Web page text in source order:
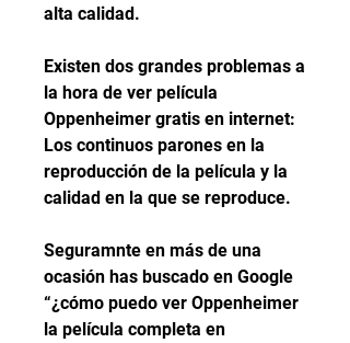
alta calidad.
Existen dos grandes problemas a
la hora de ver película
Oppenheimer gratis en internet:
Los continuos parones en la
reproducción de la película y la
calidad en la que se reproduce.
Seguramnte en más de una
ocasión has buscado en Google
“¿cómo puedo ver Oppenheimer
la película completa en